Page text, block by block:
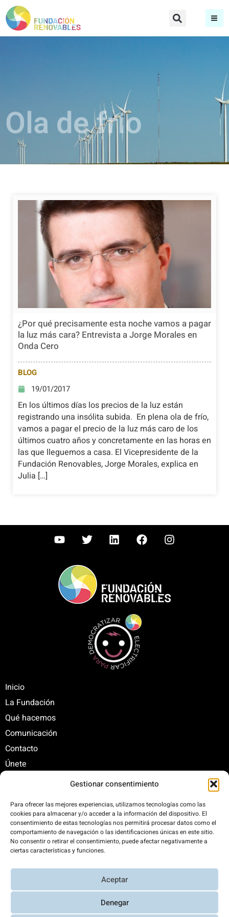
Gestionar consentimiento
Para ofrecer las mejores experiencias, utilizamos tecnologías como las
cookies para almacenar y/o acceder a la información del dispositivo. El
consentimiento de estas tecnologías nos permitirá procesar datos como el
comportamiento de navegación o las identificaciones únicas en este sitio.
No consentir o retirar el consentimiento, puede afectar negativamente a
ciertas características y funciones.
Aceptar
Denegar
Ola de frío
¿Por qué precisamente esta noche vamos a pagar
la luz más cara? Entrevista a Jorge Morales en
Onda Cero
BLOG
19/01/2017
En los últimos días los precios de la luz están
registrando una insólita subida. En plena ola de frío,
vamos a pagar el precio de la luz más caro de los
últimos cuatro años y concretamente en las horas en
las que lleguemos a casa. El Vicepresidente de la
Fundación Renovables, Jorge Morales, explica en
Julia […]
Inicio
La Fundación
Qué hacemos
Comunicación
Contacto
Únete
C/ Santa Engracia, 108. 5º Interior. Izda. 28003
+34 625 47 42 11
fundacion@fundacionrenovables.org
comunicacion@fundacionrenovables.org
300%. Web 100% impulsada por energías
renovables.